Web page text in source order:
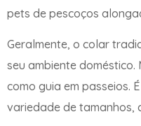
pets de pescoços
Geralmente, o colar
seu ambiente
como guia em passeios.
variedade de tamanhos,